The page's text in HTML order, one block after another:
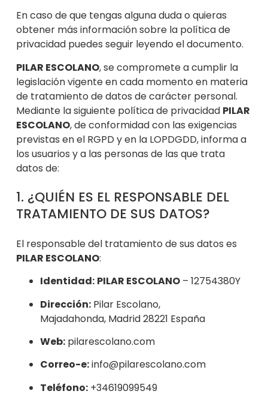
En caso de que tengas alguna duda o quieras
obtener más información sobre la política de
privacidad puedes seguir leyendo el documento.
PILAR ESCOLANO, se compromete a cumplir la
legislación vigente en cada momento en materia
de tratamiento de datos de carácter personal.
Mediante la siguiente política de privacidad PILAR
ESCOLANO, de conformidad con las exigencias
previstas en el RGPD y en la LOPDGDD, informa a
los usuarios y a las personas de las que trata
datos de:
1. ¿QUIÉN ES EL RESPONSABLE DEL
TRATAMIENTO DE SUS DATOS?
El responsable del tratamiento de sus datos es
PILAR ESCOLANO:
Identidad: PILAR ESCOLANO– 12754380Y
Dirección:Pilar Escolano,
Majadahonda, Madrid 28221 España
Web:pilarescolano.com
Correo-e:info@pilarescolano.com
Teléfono:+34619099549